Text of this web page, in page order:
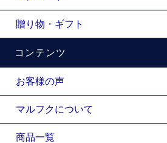
贈り物・ギフト
コンテンツ
お客様の声
マルフクについて
商品一覧